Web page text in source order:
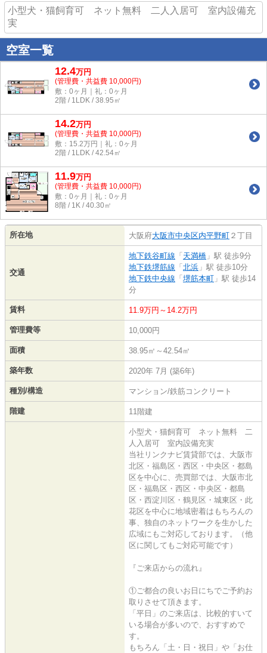
小型犬・猫飼育可 ネット無料 二人入居可 室内設備充
実
空室一覧
12.4万円
(管理費・共益費 10,000円)
敷：0ヶ月｜礼：0ヶ月
2階 / 1LDK / 38.95㎡
14.2万円
(管理費・共益費 10,000円)
敷：15.2万円｜礼：0ヶ月
2階 / 1LDK / 42.54㎡
11.9万円
(管理費・共益費 10,000円)
敷：0ヶ月｜礼：0ヶ月
8階 / 1K / 40.30㎡
所在地 大阪府大阪市中央区内平野町 ２丁目
交通
地下鉄谷町線 「 天満橋 」駅 徒歩9分
地下鉄堺筋線 「 北浜 」駅 徒歩10分
地下鉄中央線 「 堺筋本町 」駅 徒歩14
分
賃料 11.9万円～14.2万円
管理費等 10,000円
面積 38.95㎡～42.54㎡
築年数 2020年 7月 (築6年)
種別/構造 マンション/鉄筋コンクリート
階建 11階建
小型犬・猫飼育可 ネット無料 二
人入居可 室内設備充実
当社リンクナビ賃貸部では、大阪市
北区・福島区・西区・中央区・都島
区を中心に、売買部では、大阪市北
区・福島区・西区・中央区・都島
区・西淀川区・鶴見区・城東区・此
花区を中心に地域密着はもちろんの
事、独自のネットワークを生かした
広域にもご対応しております。（他
区に関してもご対応可能です）
『ご来店からの流れ』
①ご都合の良いお日にちでご予約お
取りさせて頂きます。
「平日」のご来店は、比較的すいて
いる場合が多いので、おすすめで
す。
もちろん「土・日・祝日」や「お仕